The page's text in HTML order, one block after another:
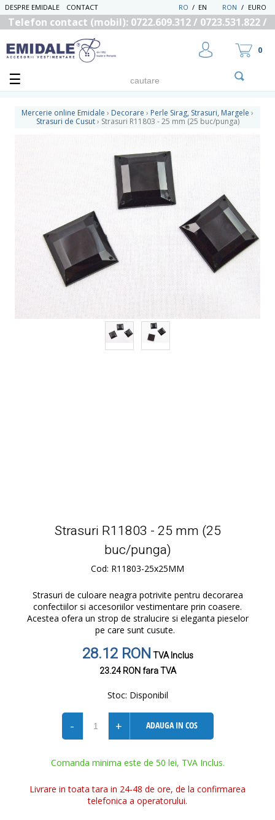
DESPRE EMIDALE CONTACT RON / EURO
EN
/
RO
Telefon contact (mobil): 0722.609.312 / 0723.531.822 /
RECUPEREAZA PAROLA
0
Mercerie online Emidale › Decorare › Perle Sirag, Strasuri, Margele ›
Strasuri de Cusut › Strasuri R11803 - 25 mm (25 buc/punga)
Strasuri R11803 - 25 mm (25
buc/punga)
Cod: R11803-25x25MM
Strasuri de culoare neagra potrivite pentru decorarea
confectiilor si accesoriilor vestimentare prin coasere.
Acestea ofera un strop de stralucire si eleganta pieselor
pe care sunt cusute.
28.12 RONTVA Inclus
23.24 RONfara TVA
Stoc: Disponibil
- + ADAUGA IN COS
Comanda minima este de 50 lei, TVA Inclus.
Livrare in toata tara in 24-48 de ore, de la confirmarea
telefonica a operatorului.